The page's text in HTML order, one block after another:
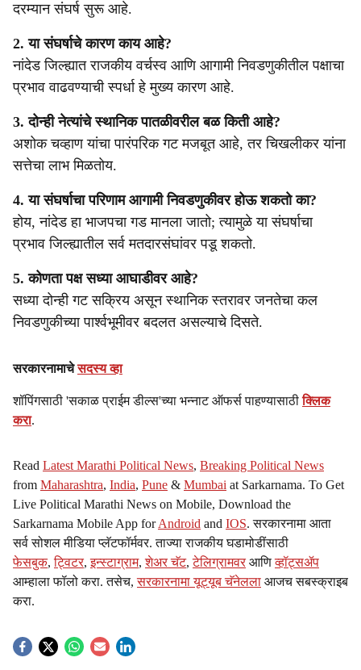
दरम्यान संघर्ष सुरू आहे.
2. या संघर्षाचे कारण काय आहे?
नांदेड जिल्ह्यात राजकीय वर्चस्व आणि आगामी निवडणुकीतील पक्षाचा
प्रभाव वाढवण्याची स्पर्धा हे मुख्य कारण आहे.
3. दोन्ही नेत्यांचे स्थानिक पातळीवरील बळ किती आहे?
अशोक चव्हाण यांचा पारंपरिक गट मजबूत आहे, तर चिखलीकर यांना
सत्तेचा लाभ मिळतोय.
4. या संघर्षाचा परिणाम आगामी निवडणुकीवर होऊ शकतो का?
होय, नांदेड हा भाजपचा गड मानला जातो; त्यामुळे या संघर्षाचा
प्रभाव जिल्ह्यातील सर्व मतदारसंघांवर पडू शकतो.
5. कोणता पक्ष सध्या आघाडीवर आहे?
सध्या दोन्ही गट सक्रिय असून स्थानिक स्तरावर जनतेचा कल
निवडणुकीच्या पार्श्वभूमीवर बदलत असल्याचे दिसते.
सरकारनामाचेसदस्य व्हा
शॉपिंगसाठी 'सकाळ प्राईम डील्स'च्या भन्नाट ऑफर्स पाहण्यासाठीक्लिक
करा.
Read Latest Marathi Political News, Breaking Political News
from Maharashtra, India, Pune & Mumbai at Sarkarnama. To Get
Live Political Marathi News on Mobile, Download the
Sarkarnama Mobile App forAndroid and IOS. सरकारनामा आता
सर्व सोशल मीडिया प्लॅटफॉर्मवर. ताज्या राजकीय घडामोडींसाठी
फेसबुक,ट्विटर,इन्स्टाग्राम,शेअर चॅट,टेलिग्रामवर आणिव्हॉट्सॲप
आम्हाला फॉलो करा. तसेच,सरकारनामा यूट्यूब चॅनेलला आजच सबस्क्राइब
करा.